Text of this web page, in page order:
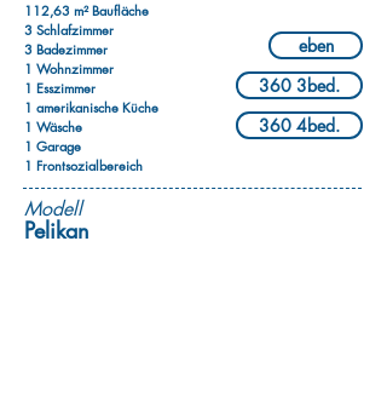
112,63 m² Baufläche
3 Schlafzimmer
3 Badezimmer
1 Wohnzimmer
1 Esszimmer
1 amerikanische Küche
1 Wäsche
1 Garage
1 Frontsozialbereich
eben
360 3bed.
360 4bed.
Modell
Pelikan